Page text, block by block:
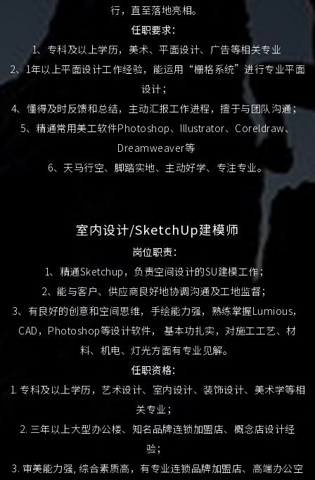
行，直至落地亮相。
任职要求：
1、专科及以上学历，美术、平面设计、广告等相关专业
2、1年以上平面设计工作经验，能运用“栅格系统”进行专业平面
设计；
4、懂得及时反馈和总结，主动汇报工作进程，擅于与团队沟通；
5、精通常用美工软件Photoshop、Illustrator、Coreldraw、
Dreamweaver等
6、天马行空、脚踏实地、主动好学、专注专业。
室内设计/SketchUp建模师
岗位职责：
1、精通Sketchup，负责空间设计的SU建模工作；
2、能与客户、供应商良好地协调沟通及工地监督；
3、有良好的创意和空间思维，手绘能力强，熟练掌握Lumious，
CAD，Photoshop等设计软件， 基本功扎实，对施工工艺、材
料、机电、灯光方面有专业见解。
任职资格：
1. 专科及以上学历，艺术设计、室内设计、装饰设计、美术学等相
关专业；
2. 三年以上大型办公楼、知名品牌连锁加盟店、概念店设计经
验；
3. 审美能力强, 综合素质高，有专业连锁品牌加盟店、高端办公空